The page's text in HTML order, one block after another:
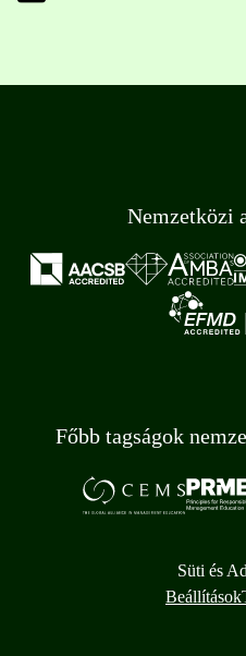
Nemzetközi
Főbb tagságok
Süti és
Beállítások